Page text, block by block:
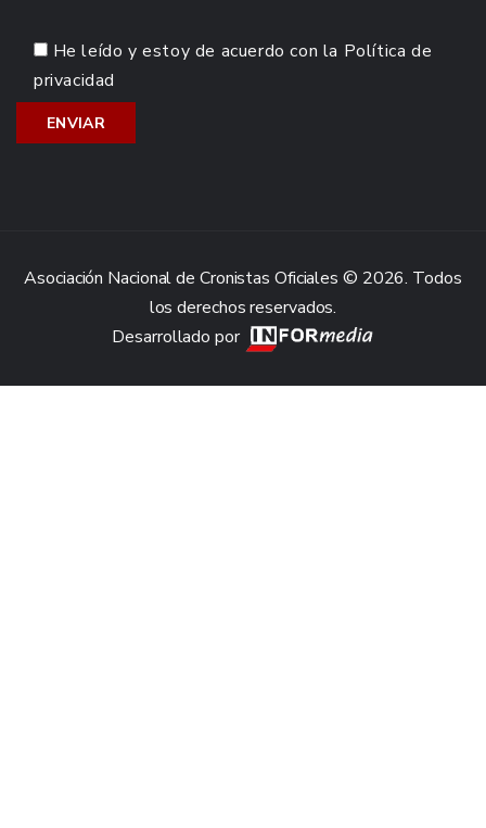
He leído y estoy de acuerdo con la Política de
privacidad
Asociación Nacional de Cronistas Oficiales © 2026. Todos
los derechos reservados.
Desarrollado por